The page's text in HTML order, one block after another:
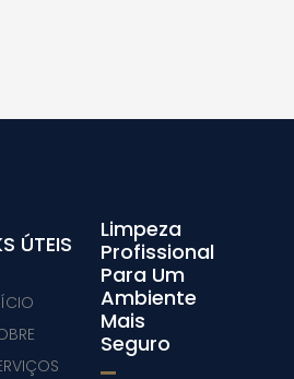
Limpeza
Profissional
Para Um
Ambiente
Mais
Seguro
ÚTEIS